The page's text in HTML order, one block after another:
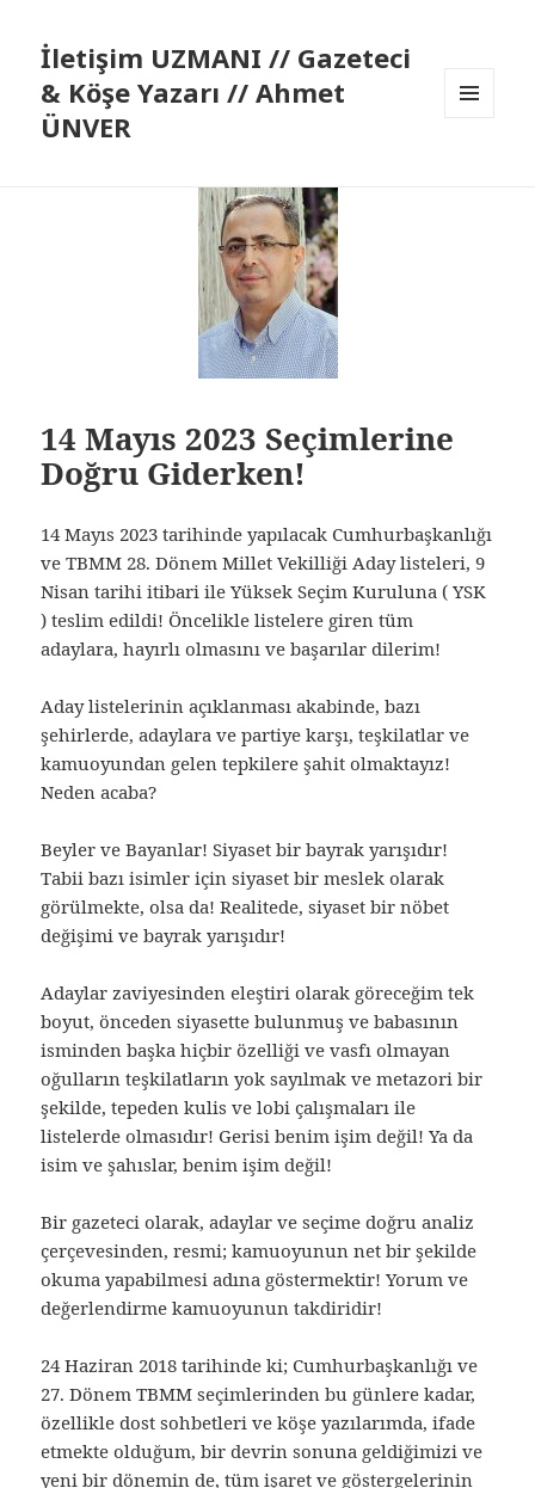
İletişim UZMANI // Gazeteci
& Köşe Yazarı // Ahmet
ÜNVER
14 Mayıs 2023 Seçimlerine
Doğru Giderken!
14 Mayıs 2023 tarihinde yapılacak Cumhurbaşkanlığı
ve TBMM 28. Dönem Millet Vekilliği Aday listeleri, 9
Nisan tarihi itibari ile Yüksek Seçim Kuruluna ( YSK
) teslim edildi! Öncelikle listelere giren tüm
adaylara, hayırlı olmasını ve başarılar dilerim!
Aday listelerinin açıklanması akabinde, bazı
şehirlerde, adaylara ve partiye karşı, teşkilatlar ve
kamuoyundan gelen tepkilere şahit olmaktayız!
Neden acaba?
Beyler ve Bayanlar! Siyaset bir bayrak yarışıdır!
Tabii bazı isimler için siyaset bir meslek olarak
görülmekte, olsa da! Realitede, siyaset bir nöbet
değişimi ve bayrak yarışıdır!
Adaylar zaviyesinden eleştiri olarak göreceğim tek
boyut, önceden siyasette bulunmuş ve babasının
isminden başka hiçbir özelliği ve vasfı olmayan
oğulların teşkilatların yok sayılmak ve metazori bir
şekilde, tepeden kulis ve lobi çalışmaları ile
listelerde olmasıdır! Gerisi benim işim değil! Ya da
isim ve şahıslar, benim işim değil!
Bir gazeteci olarak, adaylar ve seçime doğru analiz
çerçevesinden, resmi; kamuoyunun net bir şekilde
okuma yapabilmesi adına göstermektir! Yorum ve
değerlendirme kamuoyunun takdiridir!
24 Haziran 2018 tarihinde ki; Cumhurbaşkanlığı ve
27. Dönem TBMM seçimlerinden bu günlere kadar,
özellikle dost sohbetleri ve köşe yazılarımda, ifade
etmekte olduğum, bir devrin sonuna geldiğimizi ve
yeni bir dönemin de, tüm işaret ve göstergelerinin